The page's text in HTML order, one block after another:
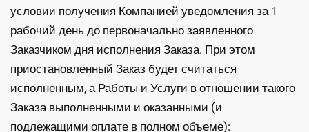
условии получения Компанией уведомления за 1
рабочий день до первоначально заявленного
Заказчиком дня исполнения Заказа. При этом
приостановленный Заказ будет считаться
исполненным, а Работы и Услуги в отношении такого
Заказа выполненными и оказанными (и
подлежащими оплате в полном объеме):